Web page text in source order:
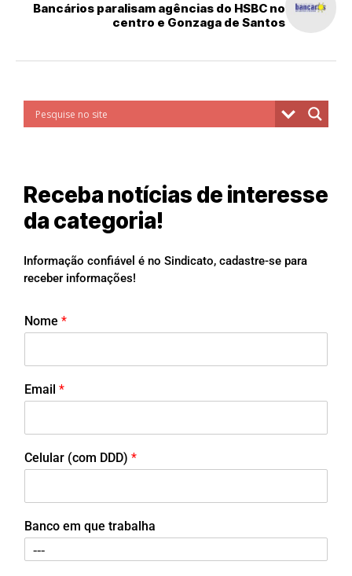
Bancários paralisam agências do HSBC no
centro e Gonzaga de Santos
Receba notícias de interesse
da categoria!
Informação confiável é no Sindicato, cadastre-se para
receber informações!
Nome *
Email *
Celular (com DDD) *
Banco em que trabalha